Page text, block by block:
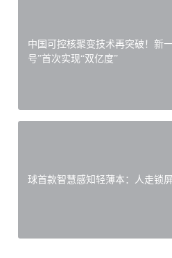
中国可控核聚变技术再突破！新
号”首次实现“双亿度”
球首款智慧感知轻薄本：人走锁